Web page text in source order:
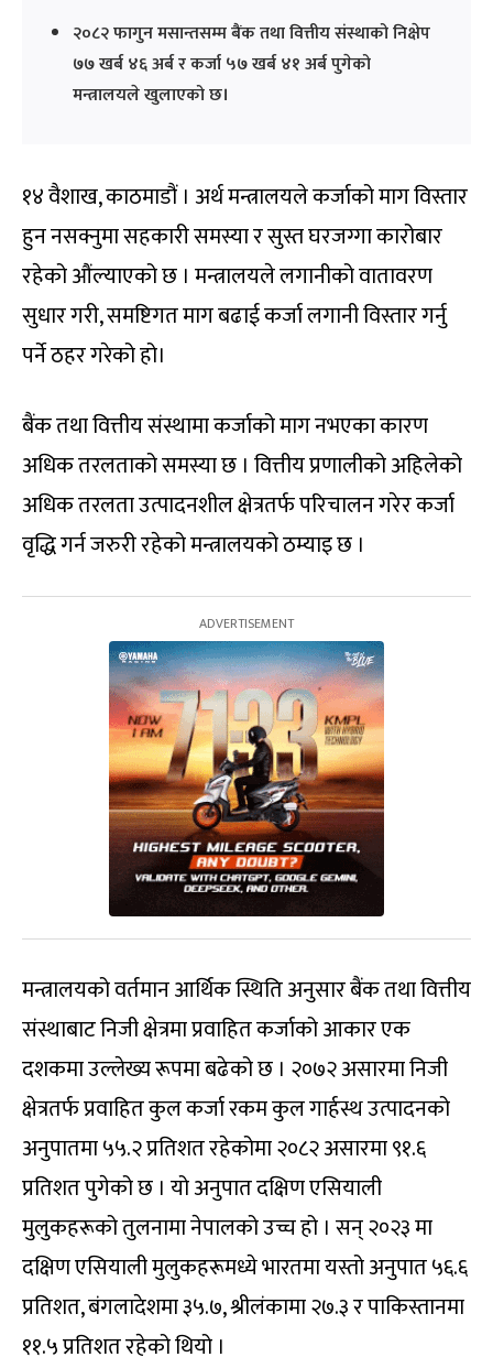
२०८२ फागुन मसान्तसम्म बैंक तथा वित्तीय संस्थाको निक्षेप
७७ खर्ब ४६ अर्ब र कर्जा ५७ खर्ब ४१ अर्ब पुगेको
मन्त्रालयले खुलाएको छ।
१४ वैशाख, काठमाडौं । अर्थ मन्त्रालयले कर्जाको माग विस्तार
हुन नसक्नुमा सहकारी समस्या र सुस्त घरजग्गा कारोबार
रहेको औंल्याएको छ । मन्त्रालयले लगानीको वातावरण
सुधार गरी, समष्टिगत माग बढाई कर्जा लगानी विस्तार गर्नु
पर्ने ठहर गरेको हो।
बैंक तथा वित्तीय संस्थामा कर्जाको माग नभएका कारण
अधिक तरलताको समस्या छ । वित्तीय प्रणालीको अहिलेको
अधिक तरलता उत्पादनशील क्षेत्रतर्फ परिचालन गरेर कर्जा
वृद्धि गर्न जरुरी रहेको मन्त्रालयको ठम्याइ छ ।
मन्त्रालयको वर्तमान आर्थिक स्थिति अनुसार बैंक तथा वित्तीय
संस्थाबाट निजी क्षेत्रमा प्रवाहित कर्जाको आकार एक
दशकमा उल्लेख्य रूपमा बढेको छ । २०७२ असारमा निजी
क्षेत्रतर्फ प्रवाहित कुल कर्जा रकम कुल गार्हस्थ उत्पादनको
अनुपातमा ५५.२ प्रतिशत रहेकोमा २०८२ असारमा ९१.६
प्रतिशत पुगेको छ । यो अनुपात दक्षिण एसियाली
मुलुकहरूको तुलनामा नेपालको उच्च हो । सन् २०२३ मा
दक्षिण एसियाली मुलुकहरूमध्ये भारतमा यस्तो अनुपात ५६.६
प्रतिशत, बंगलादेशमा ३५.७, श्रीलंकामा २७.३ र पाकिस्तानमा
११.५ प्रतिशत रहेको थियो ।